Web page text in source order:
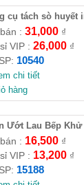
cụ tách sò huyết
: 31,000₫
VIP : 26,000₫
10540
chi tiết
hàng
Ướt Lau Bếp
: 16,500₫
VIP : 13,200₫
15188